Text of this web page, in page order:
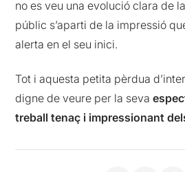
no es veu una evolució clara de
públic s’aparti de la impressió
alerta en el seu inici.
Tot i aquesta petita pèrdua
digne de veure per la seva
treball tenaç i impressionant